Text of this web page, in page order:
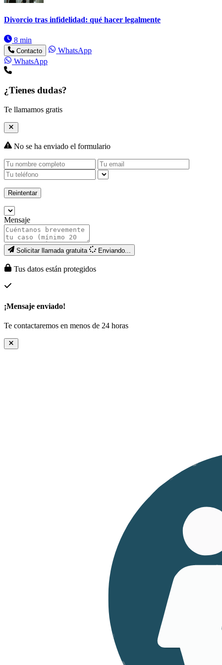
Divorcio tras infidelidad: qué hacer legalmente
8 min
Contacto
WhatsApp
WhatsApp
¿Tienes dudas?
Te llamamos gratis
No se ha enviado el formulario
Reintentar
Mensaje
Solicitar llamada gratuita Enviando...
Tus datos están protegidos
¡Mensaje enviado!
Te contactaremos en menos de 24 horas